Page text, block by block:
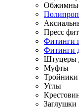
Пресс
Фитинги
Фитинги
Штуцеры
Муфты
Тройники
Углы
Заглушки